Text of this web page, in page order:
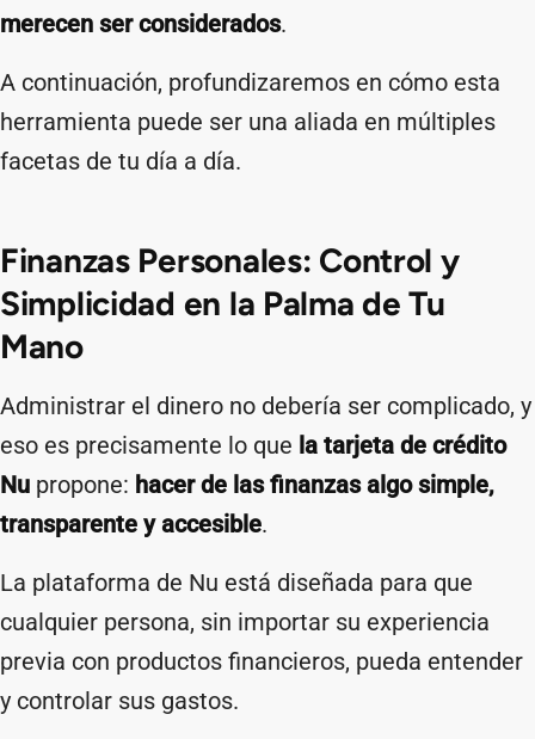
merecen ser considerados.
A continuación, profundizaremos en cómo esta
herramienta puede ser una aliada en múltiples
facetas de tu día a día.​
Finanzas Personales: Control y
Simplicidad en la Palma de Tu
Mano
Administrar el dinero no debería ser complicado, y
eso es precisamente lo que la tarjeta de crédito
Nu propone: hacer de las finanzas algo simple,
transparente y accesible.
La plataforma de Nu está diseñada para que
cualquier persona, sin importar su experiencia
previa con productos financieros, pueda entender
y controlar sus gastos.